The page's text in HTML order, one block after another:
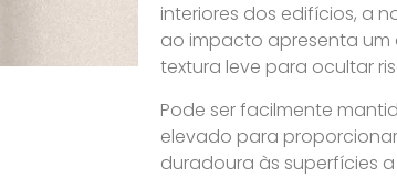
interiores dos edifícios, a
ao impacto apresenta
textura leve para ocultar
Pode ser facilmente
elevado para
duradoura às superfícies